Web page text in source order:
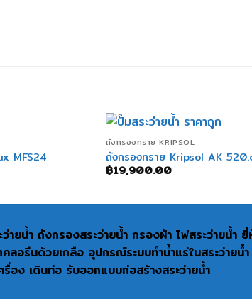
MFS24
+
ถังกรองทราย KRIPSOL
ถังกรองทราย Kripsol AK
฿19,900.00
ว่ายน้ำ ถังกรองสระว่ายน้ำ กรองผ้า ไฟสระว่ายน้ำ
นด้วยเกลือ อุปกรณ์ระบบทำน้ำแร่ในสระว่ายน้
อง เดินท่อ รับออกแบบก่อสร้างสระว่ายน้ำ